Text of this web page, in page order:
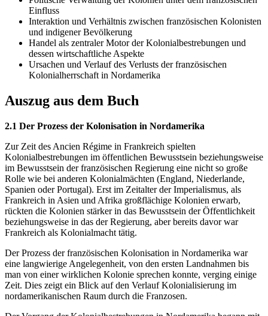
Einfluss
Interaktion und Verhältnis zwischen französischen Kolonisten
und indigener Bevölkerung
Handel als zentraler Motor der Kolonialbestrebungen und
dessen wirtschaftliche Aspekte
Ursachen und Verlauf des Verlusts der französischen
Kolonialherrschaft in Nordamerika
Auszug aus dem Buch
2.1 Der Prozess der Kolonisation in Nordamerika
Zur Zeit des Ancien Régime in Frankreich spielten
Kolonialbestrebungen im öffentlichen Bewusstsein beziehungsweise
im Bewusstsein der französischen Regierung eine nicht so große
Rolle wie bei anderen Kolonialmächten (England, Niederlande,
Spanien oder Portugal). Erst im Zeitalter der Imperialismus, als
Frankreich in Asien und Afrika großflächige Kolonien erwarb,
rückten die Kolonien stärker in das Bewusstsein der Öffentlichkeit
beziehungsweise in das der Regierung, aber bereits davor war
Frankreich als Kolonialmacht tätig.
Der Prozess der französischen Kolonisation in Nordamerika war
eine langwierige Angelegenheit, von den ersten Landnahmen bis
man von einer wirklichen Kolonie sprechen konnte, verging einige
Zeit. Dies zeigt ein Blick auf den Verlauf Kolonialisierung im
nordamerikanischen Raum durch die Franzosen.